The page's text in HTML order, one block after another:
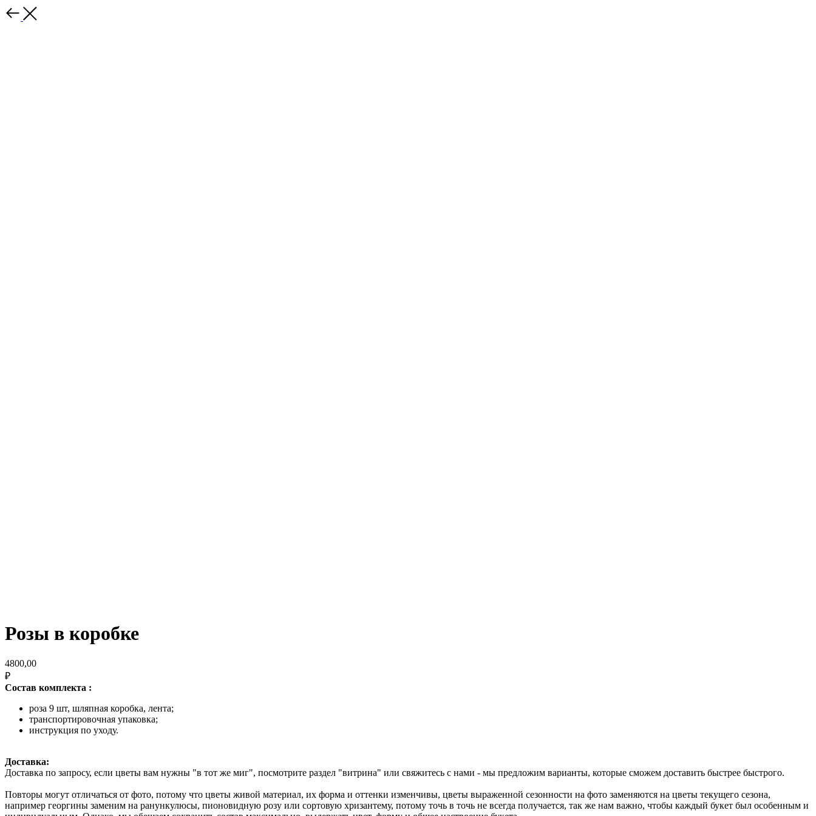
Розы в коробке
4800,00
₽
Состав комплекта :
роза 9 шт, шляпная коробка, лента;
транспортировочная упаковка;
инструкция по уходу.
Доставка:
Доставка по запросу, если цветы вам нужны "в тот же миг", посмотрите раздел "витрина" или свяжитесь с нами - мы предложим варианты, которые сможем доставить быстрее быстрого.
Повторы могут отличаться от фото, потому что цветы живой материал, их форма и оттенки изменчивы, цветы выраженной сезонности на фото заменяются на цветы текущего сезона,
например георгины заменим на ранункулюсы, пионовидную розу или сортовую хризантему, потому точь в точь не всегда получается, так же нам важно, чтобы каждый букет был особенным и